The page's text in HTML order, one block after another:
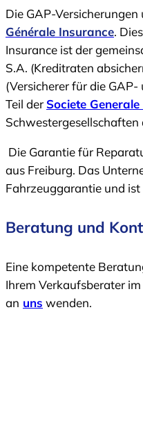
Die GAP-
Générale Insurance.
Insurance ist der
S.A. (Kreditraten
(Versicherer für die GAP-
Teil der Societe
Schwester­gesellschaften
Die Garantie für
aus Freiburg. Das
Fahrzeuggarantie und
Beratung und
Eine kompetente
Ihrem Verkaufsberater
an uns wenden.